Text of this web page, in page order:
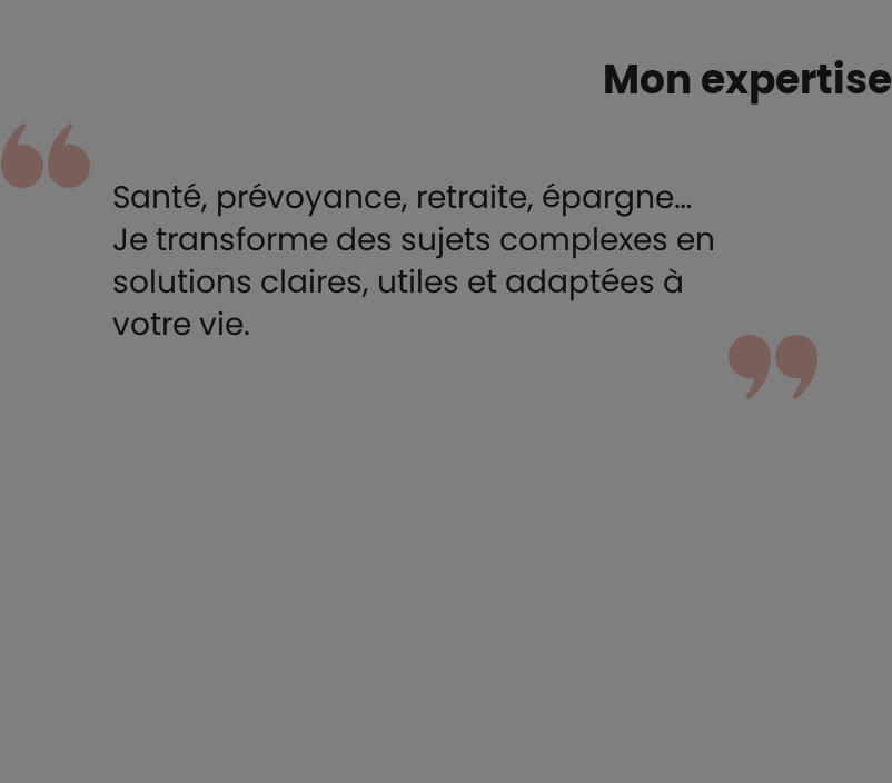
Mon expertise
Santé, prévoyance, retraite, épargne…
Je transforme des sujets complexes en
solutions claires, utiles et adaptées à
votre vie.